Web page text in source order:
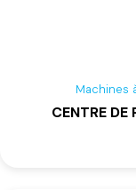
Machines
CENTRE DE